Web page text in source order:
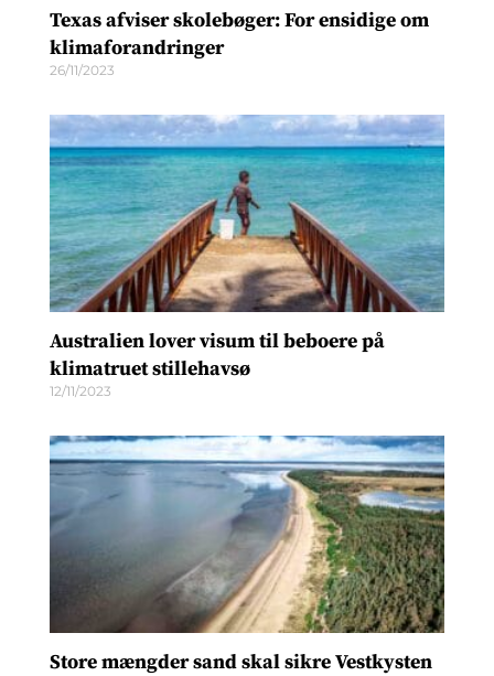
Texas afviser skolebøger: For ensidige om
klimaforandringer
26/11/2023
Australien lover visum til beboere på
klimatruet stillehavsø
12/11/2023
Store mængder sand skal sikre Vestkysten